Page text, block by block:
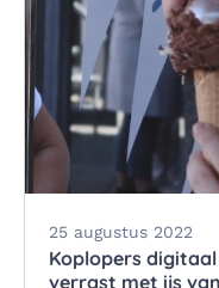
25 augustus 2022
Koplopers
verrast met ijs